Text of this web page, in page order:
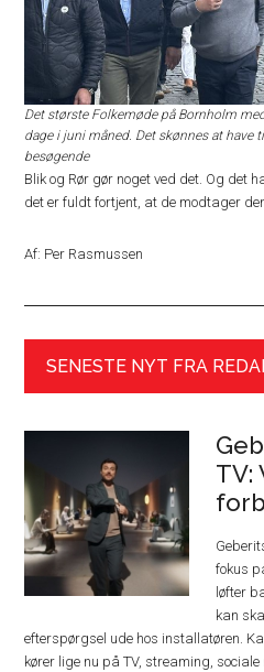
Det største Folkemøde på Bornholm
dage i juni måned. Det skønnes at have
besøgende
Blik og Rør gør noget ved det. Og det
det er fuldt fortjent, at de modtager
Af: Per Rasmussen
SENESTE NYT FRA
TV:
fokus
løfter
kan
efterspørgsel ude hos installatøren.
kører lige nu på TV, streaming,